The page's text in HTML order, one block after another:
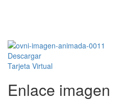
Descargar
Tarjeta Virtual
Enlace imagen